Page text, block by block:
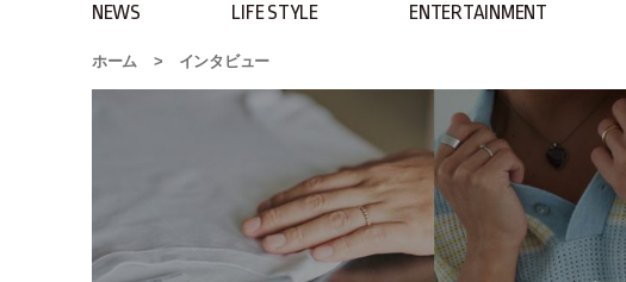
NEWS LIFE STYLE ENTERTAINMENT
ホーム > インタビュー